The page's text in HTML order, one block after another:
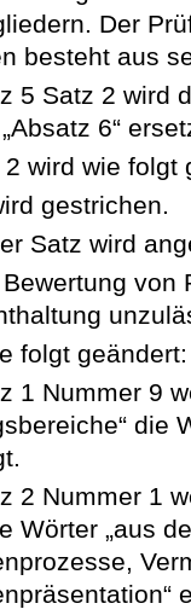
Der
besteht aus
5 Satz 2 wird
6“
wird wie folgt
gestrichen.
Satz wird
Bewertung
folgt geändert:
1 Nummer 9
die
2 Nummer 1
Wörter „aus